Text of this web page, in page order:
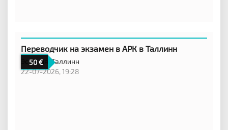
50
Переводчик на экзамен в АРК в Таллинн
Эстония,Таллинн
22-07-2026, 19:28